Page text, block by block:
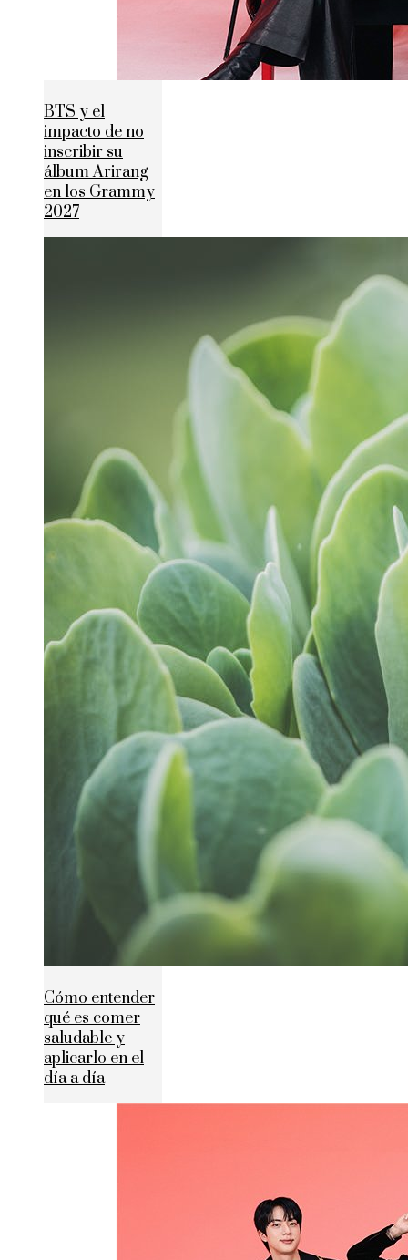
BTS y el
impacto de no
inscribir su
álbum Arirang
en los Grammy
2027
Cómo entender
qué es comer
saludable y
aplicarlo en el
día a día